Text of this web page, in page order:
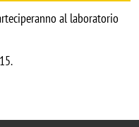
al laboratorio